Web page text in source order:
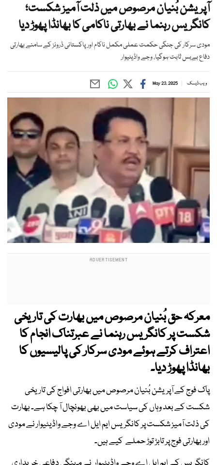
آپریشن بُنیان مرصوص میں ذلت آمیز شکست؛
کانگریس رہنما نے بھارتی ناکامی کا بھانڈا پھوڑ دیا
مودی سرکار کی جنگی حکمت عملی مکمل ناکام اور پاکستانی ڈرونز کے سامنے بھارتی
دفاع بےبس ثابت ہوگیا، وجے واڈیٹیوار
ویب ڈیسک May 23, 2025
معرکہ حق بُنیان مرصوص میں بھارت کی تاریخی
شکست پر کانگریس رہنما نے عبرتناک انجام کا
اعتراف کرتے ہوئے مودی سرکار کی پالیسیوں کا
بھانڈا پھوڑ دیا۔
پاک فوج کے آپریشن بُنیان مرصوص میں بھارتی افواج کی تاریخی
شکست کے بعد وہاں کی سیاست میں بھی بھونچال آ چکا ہے۔ بھارت
کی ذلت آمیز شکست پر کانگریس ایم ایل اے وجے واڈیٹیوار نے مودی
اور بھارتی فوج پر تابڑ توڑ حملے کیے ہیں۔